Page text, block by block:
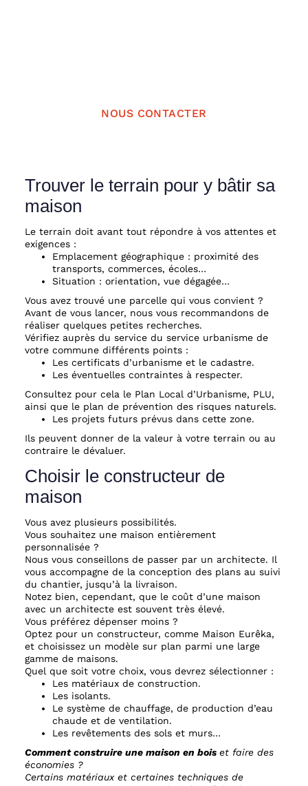
NOUS CONTACTER
Trouver le terrain pour y bâtir sa
maison
Le terrain doit avant tout répondre à vos attentes et
exigences :
Emplacement géographique : proximité des
transports, commerces, écoles…
Situation : orientation, vue dégagée…
Vous avez trouvé une parcelle qui vous convient ?
Avant de vous lancer, nous vous recommandons de
réaliser quelques petites recherches.
Vérifiez auprès du service du service urbanisme de
votre commune différents points :
Les certificats d’urbanisme et le cadastre.
Les éventuelles contraintes à respecter.
Consultez pour cela le Plan Local d’Urbanisme, PLU,
ainsi que le plan de prévention des risques naturels.
Les projets futurs prévus dans cette zone.
Ils peuvent donner de la valeur à votre terrain ou au
contraire le dévaluer.
Choisir le constructeur de
maison
Vous avez plusieurs possibilités.
Vous souhaitez une maison entièrement
personnalisée ?
Nous vous conseillons de passer par un architecte. Il
vous accompagne de la conception des plans au suivi
du chantier, jusqu’à la livraison.
Notez bien, cependant, que le coût d’une maison
avec un architecte est souvent très élevé.
Vous préférez dépenser moins ?
Optez pour un constructeur, comme Maison Eurêka,
et choisissez un modèle sur plan parmi une large
gamme de maisons.
Quel que soit votre choix, vous devrez sélectionner :
Les matériaux de construction.
Les isolants.
Le système de chauffage, de production d’eau
chaude et de ventilation.
Les revêtements des sols et murs…
Comment construire une maison en bois et faire des
économies ?
Certains matériaux et certaines techniques de